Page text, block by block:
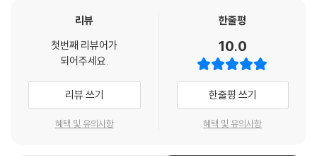
리뷰
첫번째 리뷰어가
되어주세요.
리뷰 쓰기
혜택 및 유의사항
한줄평
10.0
한줄평 쓰기
혜택 및 유의사항